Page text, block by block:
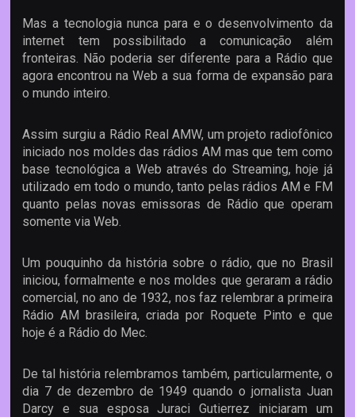
Mas a tecnologia nunca para e o desenvolvimento da
internet tem possibilitado a comunicação além
fronteiras. Não poderia ser diferente para a Rádio que
agora encontrou na Web a sua forma de expansão para
o mundo inteiro.
Assim surgiu a Rádio Real AMW, um projeto radiofônico
iniciado nos moldes das rádios AM mas que tem como
base tecnológica a Web através do Streaming, hoje já
utilizado em todo o mundo, tanto pelas rádios AM e FM
quanto pelas novas emissoras de Rádio que operam
somente via Web.
Um pouquinho da história sobre o rádio, que no Brasil
iniciou, formalmente e nos moldes que geraram a rádio
comercial, no ano de 1932, nos faz relembrar a primeira
Rádio AM brasileira, criada por Roquete Pinto e que
hoje é a Rádio do Mec.
De tal história relembramos também, particularmente, o
dia 7 de dezembro de 1949 quando o jornalista Juan
Darcy e sua esposa Juraci Gutierrez iniciaram um